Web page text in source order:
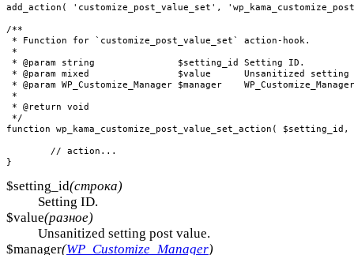
add_action( 'customize_post_value_set',
/**
* Function for `customize_post_value_set` action-hook.
*
* @param string               $setting_id Setting ID.
* @param mixed                $value      Unsanitized setting
* @param WP_Customize_Manager $manager
*
* @return void
*/
function wp_kama_customize_post_value_set_action(
}
$setting_id(строка)
Setting ID.
$value(разное)
Unsanitized setting post value.
$manager(WP_Customize_Manager)